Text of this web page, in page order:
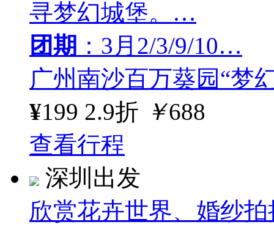
寻梦幻城堡。…
团期 ：3月2/3/9/10…
广州南沙百万葵园“梦
¥199 2.9折 ￥688
查看行程
深圳出发
欣赏花卉世界、婚纱